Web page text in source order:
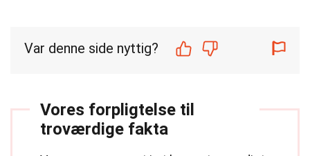
Var denne side nyttig?
Vores forpligtelse til
troværdige fakta